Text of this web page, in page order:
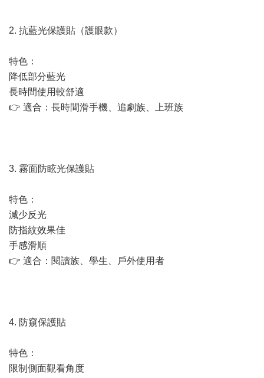
2. 抗藍光保護貼（護眼款）
特色：
降低部分藍光
長時間使用較舒適
👉 適合：長時間滑手機、追劇族、上班族
3. 霧面防眩光保護貼
特色：
減少反光
防指紋效果佳
手感滑順
👉 適合：閱讀族、學生、戶外使用者
4. 防窺保護貼
特色：
限制側面觀看角度